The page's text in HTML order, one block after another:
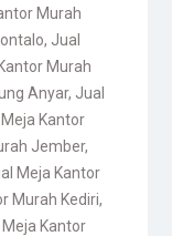
Murah
, Jual
Murah
Anyar, Jual
Kantor
Jember,
Meja Kantor
Murah Kediri,
Kantor